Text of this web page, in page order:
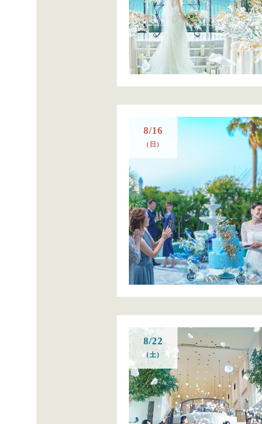
8/16
(日)
8/22
(土)